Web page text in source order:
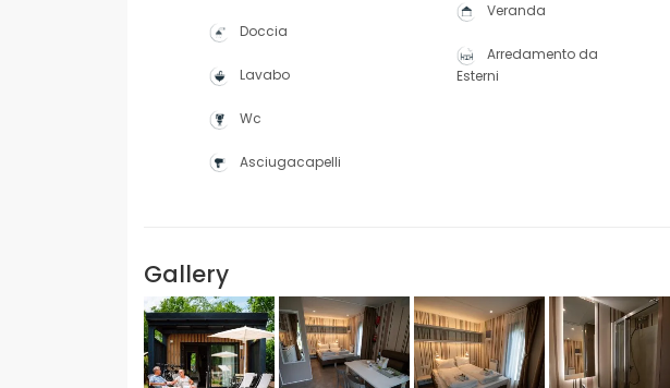
Doccia
Lavabo
Wc
Asciugacapelli
Veranda
Arredamento da
Esterni
Gallery